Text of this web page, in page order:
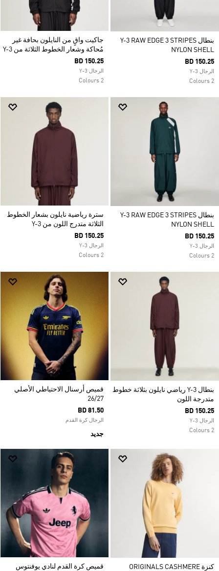
بنطال Y-3 RAW EDGE 3 STRIPES
NYLON SHELL
BD 150.25
الرجال Y-3
2 Colours
جاكيت واقٍ من النايلون بحافة غير
مُحاكة وشعار الخطوط الثلاثة من Y-3
BD 150.25
الرجال Y-3
2 Colours
بنطال Y-3 RAW EDGE 3 STRIPES
NYLON SHELL
BD 150.25
الرجال Y-3
2 Colours
سترة رياضية نايلون بشعار الخطوط
الثلاثة متدرج اللون من Y-3
BD 150.25
الرجال Y-3
2 Colours
بنطال Y-3 رياضي نايلون بثلاثة خطوط
متدرجة اللون
BD 150.25
الرجال Y-3
2 Colours
قميص أرسنال الاحتياطي الأصلي
26/27
BD 81.50
الرجال كرة القدم
جديد
كنزة ORIGINALS CASHMERE قميص كرة القدم لنادي يوفنتوس